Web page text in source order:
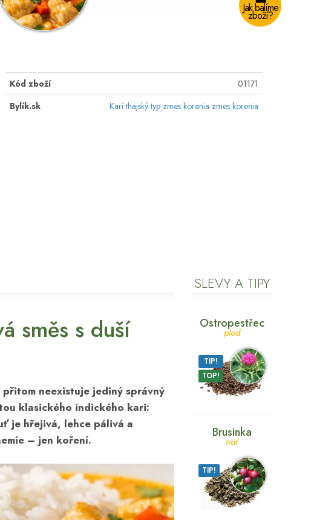
Jak balíme
zboží?
Kód zboží
01171
Bylík.sk
Karí thajský typ zmes korenia zmes korenia
směs s duší
neexistuje jediný správný
klasického indického kari:
je hřejivá, lehce pálivá a
– jen koření.
SLEVY A TIPY
Ostropestřec
plod
TIP!
TOP!
Brusinka
nať
TIP!